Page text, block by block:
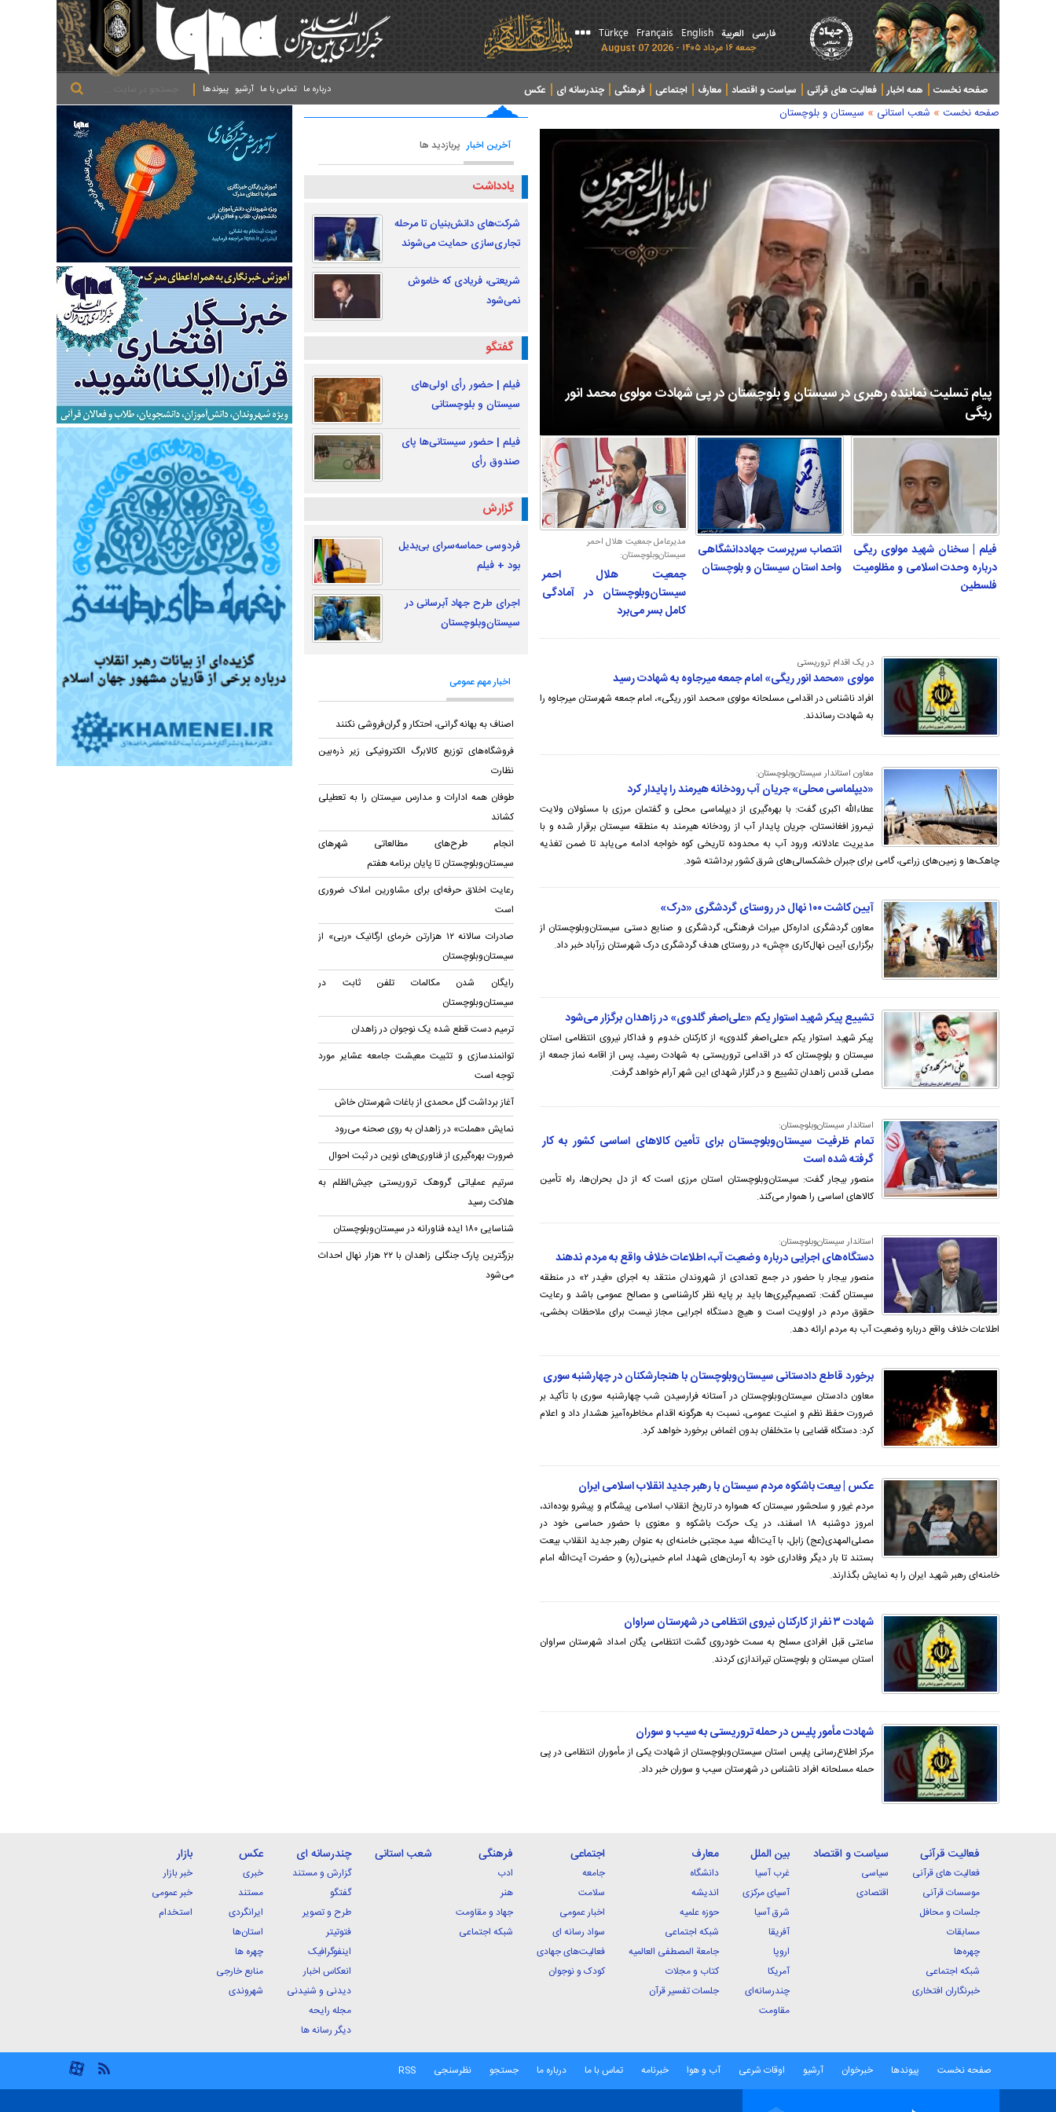
فارسی العربیة English
Français
Türkçe
جمعه ۱۶ مرداد ۱۴۰۵ - 2026 August 07
صفحه نخست همه اخبار فعالیت های قرآنی سیاست و اقتصاد معارف اجتماعی فرهنگی چندرسانه ای عکس پیوندها آرشیو تماس با ما درباره ما
صفحه نخست » شعب استانی » سیستان و بلوچستان
پیام تسلیت نماینده رهبری در سیستان و بلوچستان در پی شهادت مولوی محمد انور
ریگی
فیلم | سخنان شهید مولوی ریگی
درباره وحدت اسلامی و مظلومیت
فلسطین
انتصاب سرپرست جهاددانشگاهی
واحد استان سیستان و بلوچستان
مدیرعامل جمعیت هلال احمر
سیستان‌وبلوچستان:
جمعیت هلال احمر
سیستان‌وبلوچستان در آمادگی
کامل بسر می‌برد
در یک اقدام تروریستی
مولوی «محمد انور ریگی» امام جمعه میرجاوه به شهادت رسید
افراد ناشناس در اقدامی مسلحانه مولوی «محمد انور ریگی»، امام جمعه شهرستان میرجاوه را
به شهادت رساندند.
معاون استاندار سیستان‌وبلوچستان:
«دیپلماسی محلی» جریان آب رودخانه هیرمند را پایدار کرد
عطاءالله اکبری گفت: با بهره‌گیری از دیپلماسی محلی و گفتمان مرزی با مسئولان ولایت
نیمروز افغانستان، جریان پایدار آب از رودخانه هیرمند به منطقه سیستان برقرار شده و با
مدیریت عادلانه، ورود آب به محدوده تاریخی کوه خواجه ادامه‌ می‌یابد تا ضمن تغذیه
چاهک‌ها و زمین‌های زراعی، گامی برای جبران خشکسالی‌های شرق کشور برداشته شود.
آیین کاشت ۱۰۰ نهال در روستای گردشگری «درک»
معاون گردشگری اداره‌کل میراث‌ فرهنگی، گردشگری و صنایع‌ دستی سیستان‌وبلوچستان از
برگزاری آیین نهال‌کاری «چِش» در روستای هدف گردشگری درک شهرستان زرآباد خبر داد.
تشییع پیکر شهید استوار یکم «علی‌اصغر گلدوی» در زاهدان برگزار می‌شود
پیکر شهید استوار یکم «علی‌اصغر گلدوی» از کارکنان خدوم و فداکار نیروی انتظامی استان
سیستان و بلوچستان که در اقدامی تروریستی به شهادت رسید، پس از اقامه نماز جمعه از
مصلی قدس زاهدان تشییع و در گلزار شهدای این شهر آرام خواهد گرفت.
استاندار سیستان‌وبلوچستان:
تمام ظرفیت‌ سیستان‌وبلوچستان برای تأمین کالاهای اساسی کشور به کار
گرفته شده است
منصور بیجار گفت: سیستان‌وبلوچستان استان مرزی است که از دل بحران‌ها، راه تأمین
کالاهای اساسی را هموار می‌کند.
استاندار سیستان‌‌وبلوچستان:
دستگاه‌های اجرایی درباره وضعیت آب، اطلاعات خلاف واقع به مردم ندهند
منصور بیجار با حضور در جمع تعدادی از شهروندان منتقد به اجرای «فیدر ۲» در منطقه
سیستان گفت: تصمیم‌گیری‌ها باید بر پایه نظر کارشناسی و مصالح عمومی باشد و رعایت
حقوق مردم در اولویت است و هیچ دستگاه اجرایی مجاز نیست برای ملاحظات بخشی،
اطلاعات خلاف واقع درباره وضعیت آب به مردم ارائه دهد.
برخورد قاطع دادستانی سیستان‌وبلوچستان با هنجارشکنان در چهارشنبه سوری
معاون دادستان سیستان‌وبلوچستان در آستانه فرارسیدن شب چهارشنبه‌ سوری با تأکید بر
ضرورت حفظ نظم و امنیت عمومی، نسبت به هرگونه اقدام مخاطره‌آمیز هشدار داد و اعلام
کرد: دستگاه قضایی با متخلفان بدون اغماض برخورد خواهد کرد.
عکس | بیعت باشکوه مردم سیستان با رهبر جدید انقلاب اسلامی ایران
مردم غیور و سلحشور سیستان که همواره در تاریخ انقلاب اسلامی پیشگام و پیشرو بوده‌اند،
امروز دوشنبه ۱۸ اسفند، در یک حرکت باشکوه و معنوی با حضور حماسی خود در
مصلی‌المهدی(عج) زابل، با آیت‌الله سید مجتبی خامنه‌ای به عنوان رهبر جدید انقلاب بیعت
بستند تا بار دیگر وفاداری خود به آرمان‌های شهدا، امام خمینی(ره) و حضرت آیت‌الله امام
خامنه‌ای رهبر شهید ایران را به نمایش بگذارند.
شهادت ۳ نفر از کارکنان نیروی انتظامی در شهرستان سراوان
ساعتی قبل افرادی مسلح به سمت خودروی گشت انتظامی یگان امداد شهرستان سراوان
استان سیستان و بلوچستان تیراندازی کردند.
شهادت مأمور پلیس در حمله تروریستی به سیب و سوران
مرکز اطلاع‌رسانی پلیس استان سیستان‌وبلوچستان از شهادت یکی از مأموران انتظامی در پی
حمله مسلحانه افراد ناشناس در شهرستان سیب و سوران خبر داد.
آخرین اخبار پربازدید ها
یادداشت
شرکت‌های دانش‌بنیان تا مرحله
تجاری‌سازی حمایت می‌شوند
شریعتی، فریادی که خاموش
نمی‌شود
گفتگو
فیلم | حضور رأی اولی‌های
سیستان و بلوچستانی
فیلم | حضور سیستانی‌ها پای
صندوق رأی
گزارش
فردوسی حماسه‌سرای بی‌بدیل
بود + فیلم
اجرای طرح جهاد آبرسانی در
سیستان‌وبلوچستان
اخبار مهم عمومی
اصناف به بهانه گرانی، احتکار و گران‌فروشی نکنند
فروشگاه‌های توزیع کالابرگ الکترونیکی زیر ذره‌بین
نظارت
طوفان همه ادارات و مدارس سیستان را به تعطیلی
کشاند
انجام طرح‌های مطالعاتی شهرهای
سیستان‌وبلوچستان تا پایان برنامه هفتم
رعایت اخلاق حرفه‌ای برای مشاورین املاک ضروری
است
صادرات سالانه ۱۲ هزارتن خرمای ارگانیک «ربی» از
سیستان‌وبلوچستان
رایگان شدن مکالمات تلفن ثابت در
سیستان‌وبلوچستان
ترمیم دست قطع شده یک نوجوان در زاهدان
توانمندسازی و تثبیت معیشت جامعه عشایر مورد
توجه است
آغاز برداشت گل محمدی از باغات شهرستان خاش
نمایش «هملت» در زاهدان به روی صحنه می‌رود
ضرورت بهره‌گیری از فناوری‌های نوین در ثبت احوال
سرتیم عملیاتی گروهک تروریستی جیش‌الظلم به
هلاکت رسید
شناسایی ۱۸۰ ایده فناورانه در سیستان‌وبلوچستان
بزرگترین پارک جنگلی زاهدان با ۲۲ هزار نهال احداث
می‌شود
فعالیت قرآنی
فعالیت های قرآنی
موسسات قرآنی
جلسات و محافل
مسابقات
چهره‌ها
شبکه اجتماعی
خبرنگاران افتخاری
سیاست و اقتصاد
سیاسی
اقتصادی
بین الملل
غرب آسیا
آسیای مرکزی
شرق آسیا
آفریقا
اروپا
آمریکا
چندرسانه‌ای
مقاومت
معارف
دانشگاه
اندیشه
حوزه علمیه
شبکه اجتماعی
جامعة المصطفی العالمیه
کتاب و مجلات
جلسات تفسیر قرآن
اجتماعی
جامعه
سلامت
اخبار عمومی
سواد رسانه ای
فعالیت‌های جهادی
کودک و نوجوان
فرهنگی
ادب
هنر
جهاد و مقاومت
شبکه اجتماعی
شعب استانی چندرسانه ای
گزارش و مستند
گفتگو
طرح و تصویر
فتوتیتر
اینفوگرافیک
انعکاس اخبار
دیدنی و شنیدنی
مجله رایحه
دیگر رسانه ها
عکس
خبری
مستند
ایرانگردی
استان‌ها
چهره ها
منابع خارجی
شهروندی
بازار
خبر بازار
خبر عمومی
استخدام
صفحه نخست پیوندها خبرخوان آرشیو اوقات شرعی آب و هوا خبرنامه تماس با ما درباره ما جستجو نظرسنجی RSS